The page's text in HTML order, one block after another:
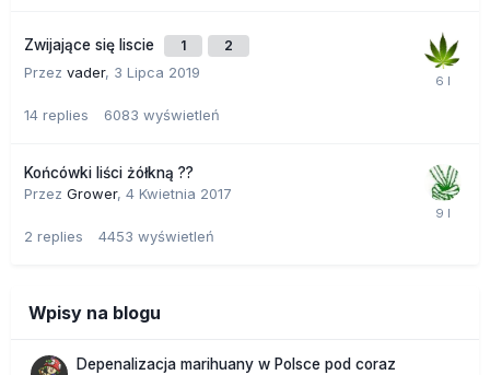
Zwijające się liscie 1 2
Przez vader, 3 Lipca 2019
14 replies 6083 wyświetleń
Końcówki liści żółkną ??
Przez Grower, 4 Kwietnia 2017
2 replies 4453 wyświetleń
Wpisy na blogu
Depenalizacja marihuany w Polsce pod coraz